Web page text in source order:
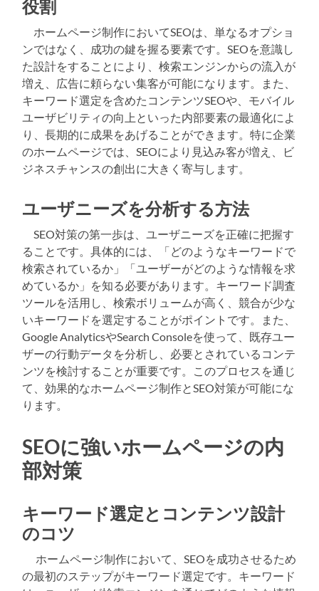
役割
ホームページ制作においてSEOは、単なるオプショ
ンではなく、成功の鍵を握る要素です。SEOを意識し
た設計をすることにより、検索エンジンからの流入が
増え、広告に頼らない集客が可能になります。また、
キーワード選定を含めたコンテンツSEOや、モバイル
ユーザビリティの向上といった内部要素の最適化によ
り、長期的に成果をあげることができます。特に企業
のホームページでは、SEOにより見込み客が増え、ビ
ジネスチャンスの創出に大きく寄与します。
ユーザニーズを分析する方法
SEO対策の第一歩は、ユーザニーズを正確に把握す
ることです。具体的には、「どのようなキーワードで
検索されているか」「ユーザーがどのような情報を求
めているか」を知る必要があります。キーワード調査
ツールを活用し、検索ボリュームが高く、競合が少な
いキーワードを選定することがポイントです。また、
Google AnalyticsやSearch Consoleを使って、既存ユー
ザーの行動データを分析し、必要とされているコンテ
ンツを検討することが重要です。このプロセスを通じ
て、効果的なホームページ制作とSEO対策が可能にな
ります。
SEOに強いホームページの内
部対策
キーワード選定とコンテンツ設計
のコツ
ホームページ制作において、SEOを成功させるため
の最初のステップがキーワード選定です。キーワード